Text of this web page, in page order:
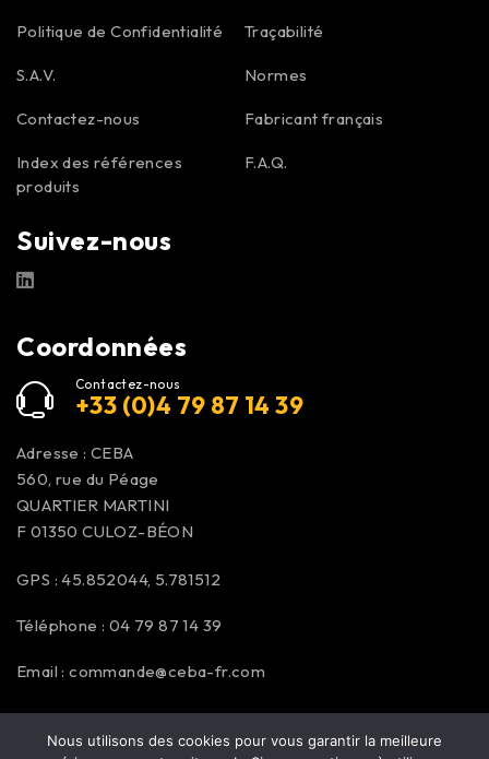
Politique de Confidentialité
S.A.V.
Contactez-nous
Index des références
produits
Suivez-nous
Traçabilité
Normes
Fabricant français
F.A.Q.
Coordonnées
Contactez-nous
+33 (0)4 79 87 14 39
Adresse : CEBA
560, rue du Péage
QUARTIER MARTINI
F 01350CULOZ-BÉON
GPS : 45.852044, 5.781512
Téléphone : 04 79 87 14 39
Email :commande@ceba-fr.com
Nous utilisons des cookies pour vous garantir la meilleure